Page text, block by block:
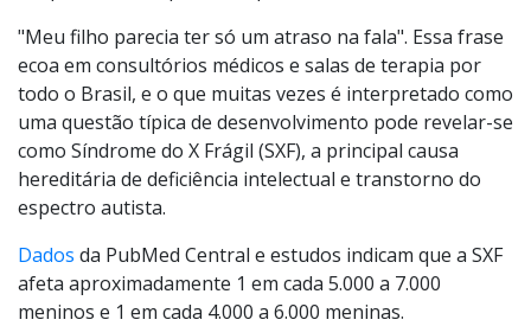
fundamental destacar a importância do diagnóstico
precoce e preciso de uma condição que
frequentemente passa despercebida.
"Meu filho parecia ter só um atraso na fala". Essa frase
ecoa em consultórios médicos e salas de terapia por
todo o Brasil, e o que muitas vezes é interpretado como
como Síndrome do X Frágil (SXF), a principal causa
hereditária de deficiência intelectual e transtorno do
espectro autista.